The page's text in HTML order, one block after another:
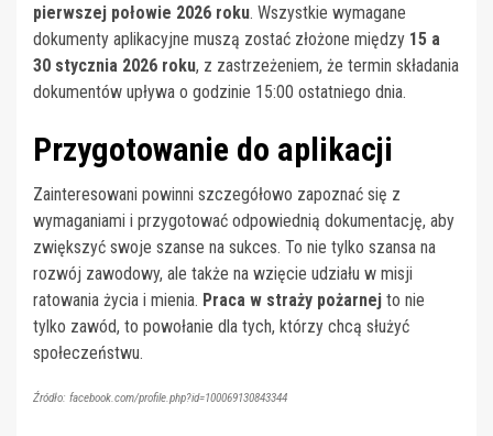
pierwszej połowie 2026 roku. Wszystkie wymagane
dokumenty aplikacyjne muszą zostać złożone między 15 a
30 stycznia 2026 roku, z zastrzeżeniem, że termin składania
dokumentów upływa o godzinie 15:00 ostatniego dnia.
Przygotowanie do aplikacji
Zainteresowani powinni szczegółowo zapoznać się z
wymaganiami i przygotować odpowiednią dokumentację, aby
zwiększyć swoje szanse na sukces. To nie tylko szansa na
rozwój zawodowy, ale także na wzięcie udziału w misji
ratowania życia i mienia. Praca w straży pożarnej to nie
tylko zawód, to powołanie dla tych, którzy chcą służyć
społeczeństwu.
Źródło: facebook.com/profile.php?id=100069130843344